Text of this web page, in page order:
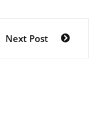
Next Post